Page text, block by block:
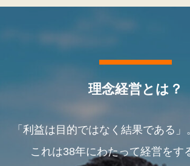
理念経営とは？
「利益は目的ではなく結果である」
これは38年にわたって経営をす